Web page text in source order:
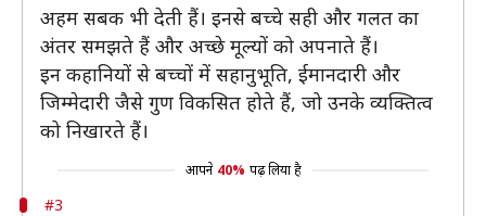
अहम सबक भी देती हैं। इनसे बच्चे सही और गलत का
अंतर समझते हैं और अच्छे मूल्यों को अपनाते हैं।
इन कहानियों से बच्चों में सहानुभूति, ईमानदारी और
जिम्मेदारी जैसे गुण विकसित होते हैं, जो उनके व्यक्तित्व
को निखारते हैं।
आपने 40% पढ़ लिया है
#3